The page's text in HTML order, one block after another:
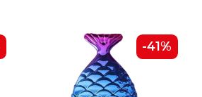
-41%